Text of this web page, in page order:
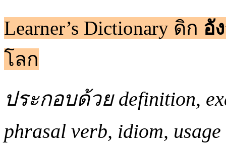
Learner’s Dictionary ดิก อั
โลก
ประกอบด้วย definition,
phrasal verb, idiom,